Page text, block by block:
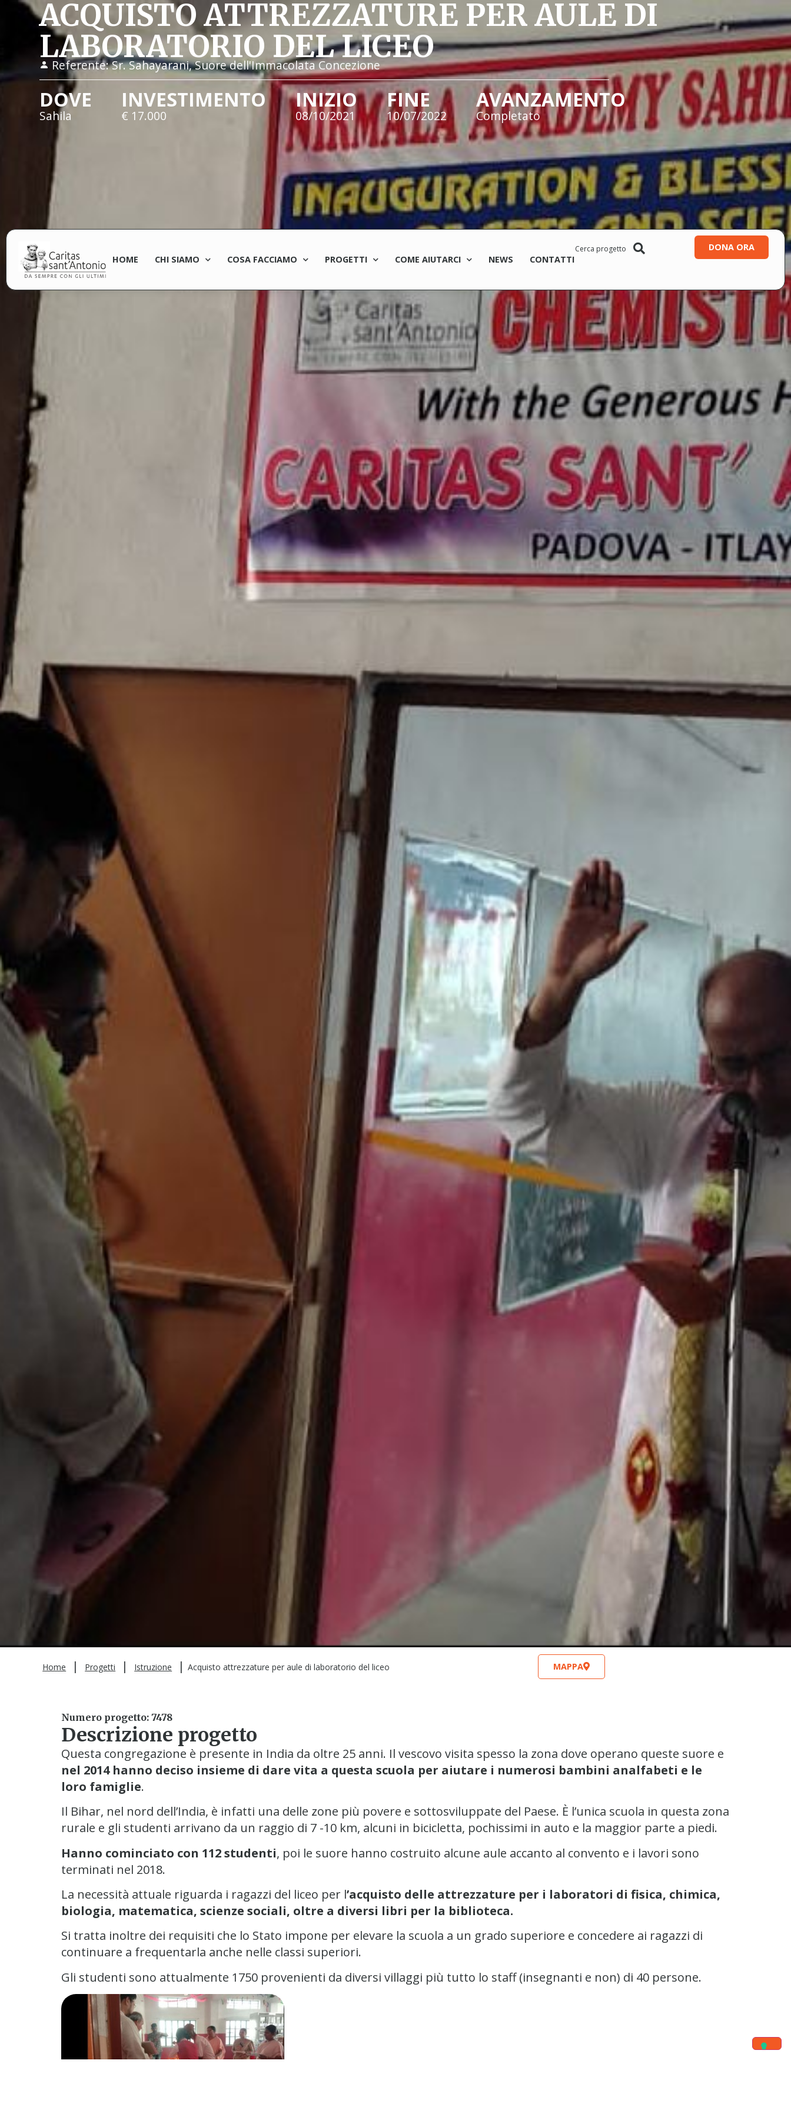
HOME CHI SIAMO COSA FACCIAMO PROGETTI COME AIUTARCI NEWS CONTATTI
DONA ORA
ACQUISTO ATTREZZATURE PER AULE DI
LABORATORIO DEL LICEO
Referente:Sr. Sahayarani, Suore dell'Immacolata Concezione
DOVE
Sahila
INVESTIMENTO
€ 17.000
INIZIO
08/10/2021
FINE
10/07/2022
AVANZAMENTO
Completato
Home | Progetti | Istruzione |Acquisto attrezzature per aule di laboratorio del liceo MAPPA
Numero progetto: 7478
Descrizione progetto
Questa congregazione è presente in India da oltre 25 anni. Il vescovo visita spesso la zona dove operano queste suore e
nel 2014 hanno deciso insieme di dare vita a questa scuola per aiutare i numerosi bambini analfabeti e le
loro famiglie.
Il Bihar, nel nord dell’India, è infatti una delle zone più povere e sottosviluppate del Paese. È l’unica scuola in questa zona
rurale e gli studenti arrivano da un raggio di 7 -10 km, alcuni in bicicletta, pochissimi in auto e la maggior parte a piedi.
Hanno cominciato con 112 studenti, poi le suore hanno costruito alcune aule accanto al convento e i lavori sono
terminati nel 2018.
La necessità attuale riguarda i ragazzi del liceo per l’acquisto delle attrezzature per i laboratori di fisica, chimica,
biologia, matematica, scienze sociali, oltre a diversi libri per la biblioteca.
Si tratta inoltre dei requisiti che lo Stato impone per elevare la scuola a un grado superiore e concedere ai ragazzi di
continuare a frequentarla anche nelle classi superiori.
Gli studenti sono attualmente 1750 provenienti da diversi villaggi più tutto lo staff (insegnanti e non) di 40 persone.